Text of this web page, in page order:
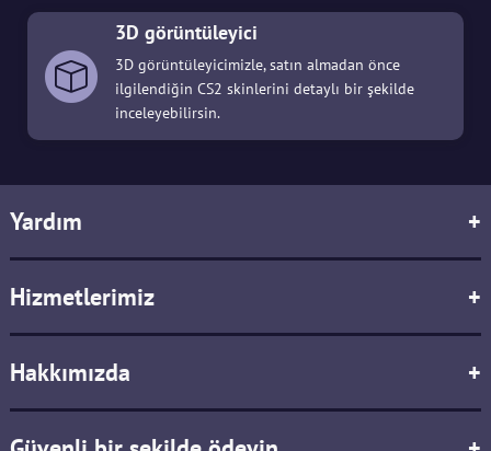
3D görüntüleyici
3D görüntüleyicimizle, satın almadan önce
ilgilendiğin CS2 skinlerini detaylı bir şekilde
inceleyebilirsin.
Yardım +
Hizmetlerimiz +
Hakkımızda +